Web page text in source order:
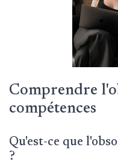
Comprendre
compétences
Qu'est-ce que
?